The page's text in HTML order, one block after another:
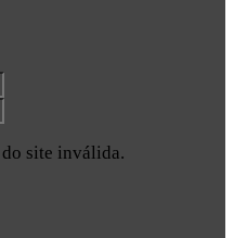
site inválida.